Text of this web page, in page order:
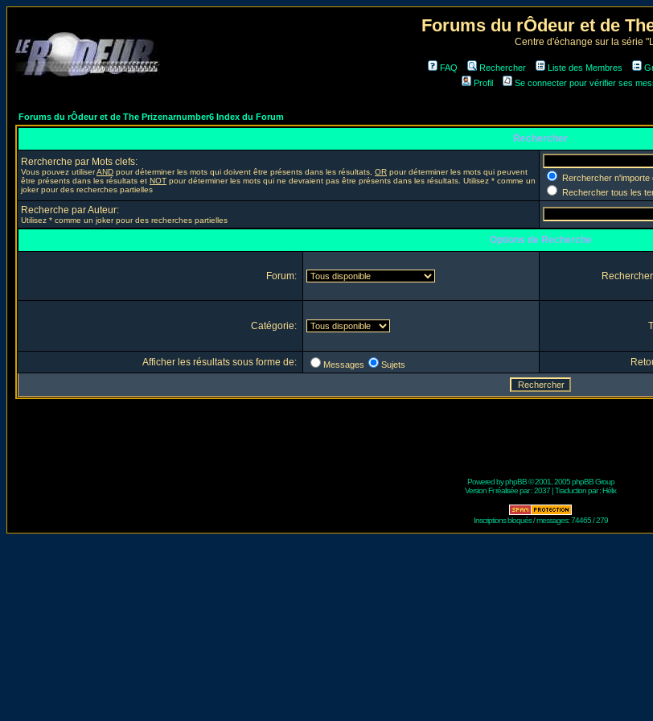
Forums du rÔdeur et de
Centre d'échange sur la série
FAQ Rechercher Liste des Membres
Profil
Se connecter pour vérifier ses
Forums du rÔdeur et de The Prizenarnumber6 Index du Forum
Rechercher
Rercherche par Mots clefs:
Vous pouvez utiliserAND pour déterminer les mots qui doivent être présents dans les résultats, OR pour déterminer les mots qui peuvent
être présents dans les résultats et NOT pour déterminer les mots qui ne devraient pas être présents dans les résultats. Utilisez * comme un
joker pour des recherches partielles
Rerchercher n'importe
Rechercher tous les
Recherche par Auteur:
Utilisez * comme un joker pour des recherches partielles
Options de Recherche
Forum:
Catégorie:
Afficher les résultats sous forme de: Messages Sujets
Powered byphpBB© 2001, 2005 phpBB Group
Version Fr réalisée par :2037 | Traduction par :Hélix
Inscriptions bloqués / messages: 74465 / 279